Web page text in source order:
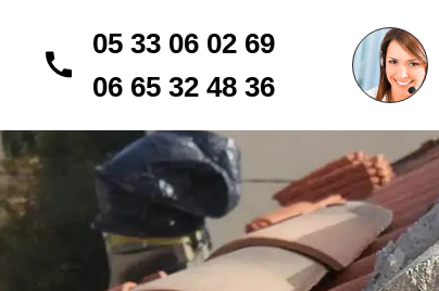
05 33 06 02 69
06 65 32 48 36